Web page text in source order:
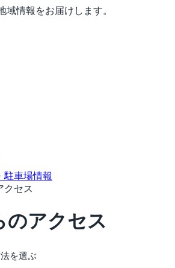
域情報をお届けします。
駐車場情報
クセス
のアクセス
を選ぶ